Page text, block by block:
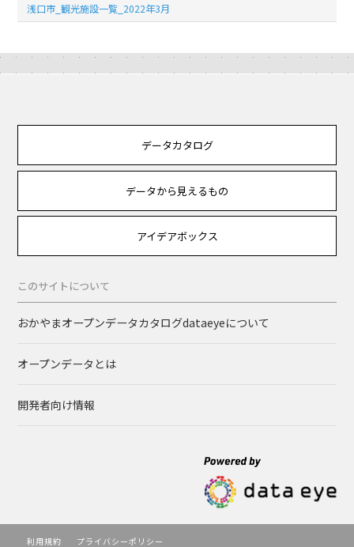
浅口市_観光施設一覧_2022年3月
データカタログ
データから見えるもの
アイデアボックス
このサイトについて
おかやまオープンデータカタログdataeyeについて
オープンデータとは
開発者向け情報
利用規約 プライバシーポリシー